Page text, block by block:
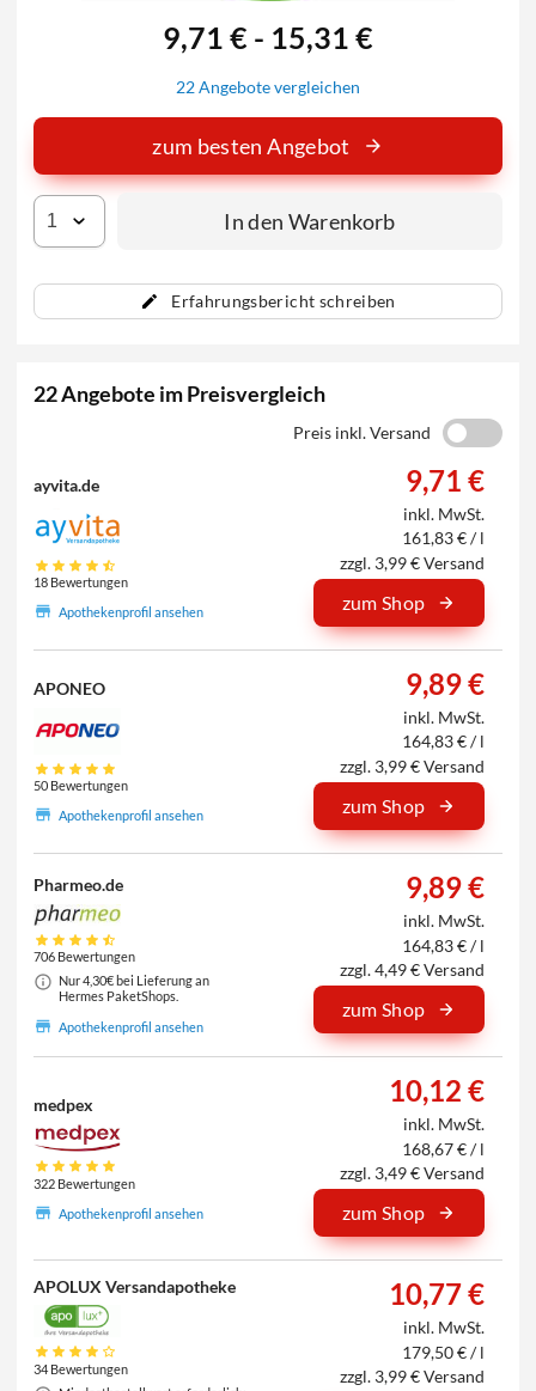
Erfahrungsbericht schreiben
9,71 € - 15,31 €
22 Angebote vergleichen
zum besten Angebot
In den Warenkorb
22 Angebote im Preisvergleich
Preis inkl. Versand
ayvita.de
18 Bewertungen
Apothekenprofil ansehen
9,71 €
inkl. MwSt.
161,83 € / l
zzgl. 3,99 € Versand
zum Shop
APONEO
50 Bewertungen
Apothekenprofil ansehen
9,89 €
inkl. MwSt.
164,83 € / l
zzgl. 3,99 € Versand
zum Shop
Pharmeo.de
706 Bewertungen
Nur 4,30€ bei Lieferung an
Hermes PaketShops.
Apothekenprofil ansehen
9,89 €
inkl. MwSt.
164,83 € / l
zzgl. 4,49 € Versand
zum Shop
medpex
322 Bewertungen
Apothekenprofil ansehen
10,12 €
inkl. MwSt.
168,67 € / l
zzgl. 3,49 € Versand
zum Shop
APOLUX Versandapotheke
34 Bewertungen
10,77 €
inkl. MwSt.
179,50 € / l
zzgl. 3,99 € Versand